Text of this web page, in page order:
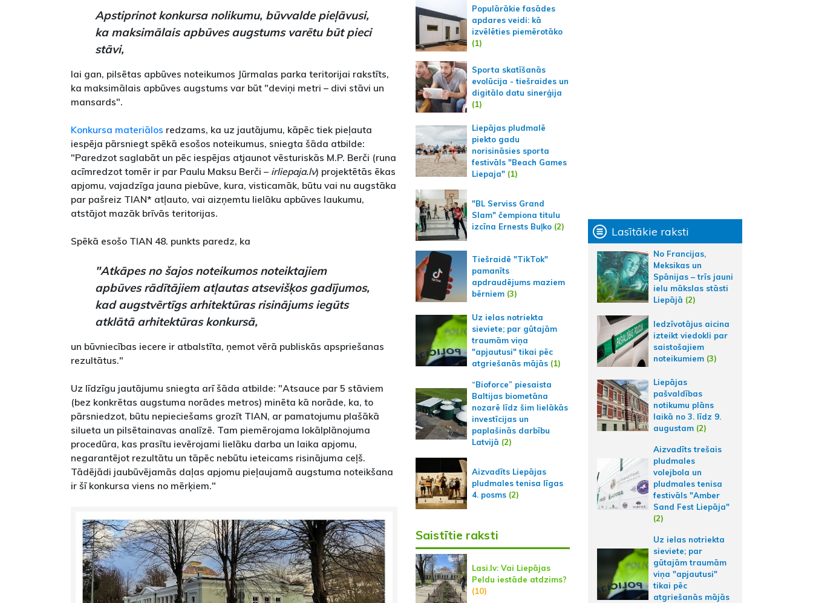
Apstiprinot konkursa nolikumu, būvvalde pieļāvusi,
ka maksimālais apbūves augstums varētu būt pieci
stāvi,
lai gan, pilsētas apbūves noteikumos Jūrmalas parka teritorijai rakstīts,
ka maksimālais apbūves augstums var būt "deviņi metri – divi stāvi un
mansards".
Konkursa materiālos redzams, ka uz jautājumu, kāpēc tiek pieļauta
iespēja pārsniegt spēkā esošos noteikumus, sniegta šāda atbilde:
"Paredzot saglabāt un pēc iespējas atjaunot vēsturiskās M.P. Berči (runa
acīmredzot tomēr ir par Paulu Maksu Berči – irliepaja.lv) projektētās ēkas
apjomu, vajadzīga jauna piebūve, kura, visticamāk, būtu vai nu augstāka
par pašreiz TIAN* atļauto, vai aizņemtu lielāku apbūves laukumu,
atstājot mazāk brīvās teritorijas.
Spēkā esošo TIAN 48. punkts paredz, ka
"Atkāpes no šajos noteikumos noteiktajiem
apbūves rādītājiem atļautas atsevišķos gadījumos,
kad augstvērtīgs arhitektūras risinājums iegūts
atklātā arhitektūras konkursā,
un būvniecības iecere ir atbalstīta, ņemot vērā publiskās apspriešanas
rezultātus."
Uz līdzīgu jautājumu sniegta arī šāda atbilde: "Atsauce par 5 stāviem
(bez konkrētas augstuma norādes metros) minēta kā norāde, ka, to
pārsniedzot, būtu nepieciešams grozīt TIAN, ar pamatojumu plašākā
silueta un pilsētainavas analīzē. Tam piemērojama lokālplānojuma
procedūra, kas prasītu ievērojami lielāku darba un laika apjomu,
negarantējot rezultātu un tāpēc nebūtu ieteicams risinājuma ceļš.
Tādējādi jaubūvējamās daļas apjomu pieļaujamā augstuma noteikšana
ir šī konkursa viens no mērķiem."
Populārākie fasādes
apdares veidi: kā
izvēlēties piemērotāko
(1)
Sporta skatīšanās
evolūcija - tiešraides un
digitālo datu sinerģija
(1)
Liepājas pludmalē
piekto gadu
norisināsies sporta
festivāls "Beach Games
Liepaja"(1)
"BL Serviss Grand
Slam" čempiona titulu
izcīna Ernests Buļko(2)
Tiešraidē "TikTok"
pamanīts
apdraudējums maziem
bērniem(3)
Uz ielas notriekta
sieviete; par gūtajām
traumām viņa
"apjautusi" tikai pēc
atgriešanās mājās(1)
“Bioforce” piesaista
Baltijas biometāna
nozarē līdz šim lielākās
investīcijas un
paplašinās darbību
Latvijā (2)
Aizvadīts Liepājas
pludmales tenisa līgas
4. posms(2)
Saistītie raksti
Lasi.lv: Vai Liepājas
Peldu iestāde atdzims?
(10)
Lasītākie raksti
No Francijas,
Meksikas un
Spānijas – trīs jauni
ielu mākslas stāsti
Liepājā (2)
Iedzīvotājus aicina
izteikt viedokli par
saistošajiem
noteikumiem (3)
Liepājas
pašvaldības
notikumu plāns
laikā no 3. līdz 9.
augustam (2)
Aizvadīts trešais
pludmales
volejbola un
pludmales tenisa
festivāls "Amber
Sand Fest Liepāja"
(2)
Uz ielas notriekta
sieviete; par
gūtajām traumām
viņa "apjautusi"
tikai pēc
atgriešanās mājās